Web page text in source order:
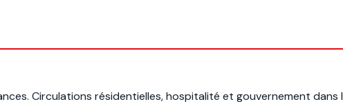
Circulations résidentielles, hospitalité et gouvernement